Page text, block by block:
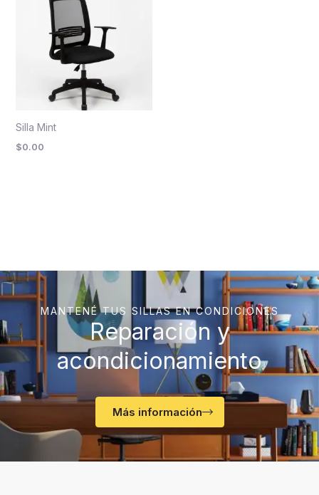
Silla Mint
$0.00
MANTENÉ TUS SILLAS EN CONDICIONES
Reparación y
acondicionamiento
Más información